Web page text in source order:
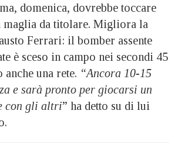
domenica, dovrebbe toccare
maglia da titolare. Migliora la
Ferrari: il bomber assente
è sceso in campo nei secondi 45
una rete. “Ancora 10-15
e sarà pronto per giocarsi un
con gli altri” ha detto su di lui